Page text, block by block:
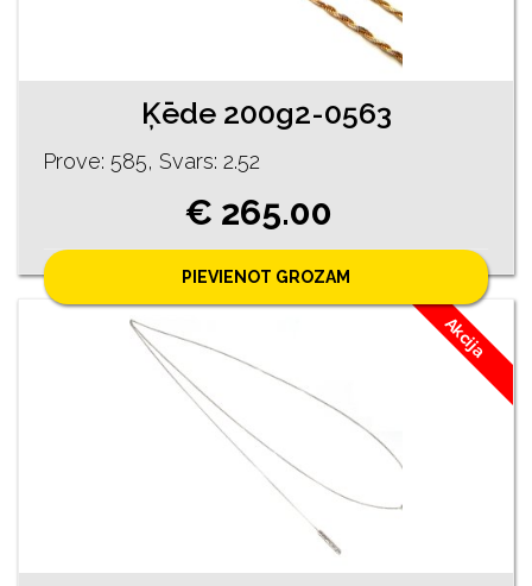
Ķēde 200g2-0563
Prove: 585, Svars: 2.52
€ 265.00
PIEVIENOT GROZAM
Akcija